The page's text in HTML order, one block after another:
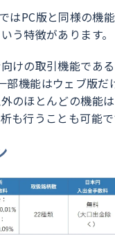
はPC版と同様の機
う特徴があります。
けの取引機能であ
機能はウェブ版だ
のほとんどの機能
も行うことも可能で